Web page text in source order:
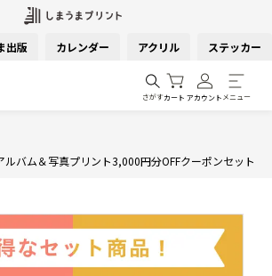
出版 カレンダー アクリル ステッカー
さがすカート アカウント メニュー